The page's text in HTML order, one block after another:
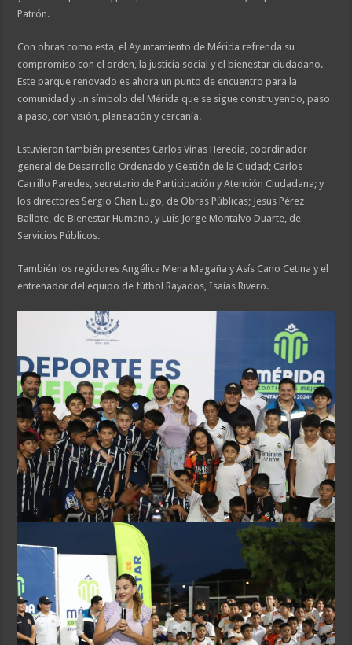
Patrón.
Con obras como esta, el Ayuntamiento de Mérida refrenda su
compromiso con el orden, la justicia social y el bienestar ciudadano.
Este parque renovado es ahora un punto de encuentro para la
comunidad y un símbolo del Mérida que se sigue construyendo, paso
a paso, con visión, planeación y cercanía.
Estuvieron también presentes Carlos Viñas Heredia, coordinador
general de Desarrollo Ordenado y Gestión de la Ciudad; Carlos
Carrillo Paredes, secretario de Participación y Atención Ciudadana; y
los directores Sergio Chan Lugo, de Obras Públicas; Jesús Pérez
Ballote, de Bienestar Humano, y Luis Jorge Montalvo Duarte, de
Servicios Públicos.
También los regidores Angélica Mena Magaña y Asís Cano Cetina y el
entrenador del equipo de fútbol Rayados, Isaías Rivero.